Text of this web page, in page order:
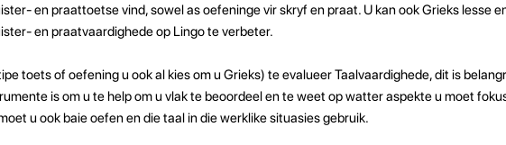
en praattoetse vind, sowel as oefeninge vir skryf en praat. U kan ook Grieks lesse
en praatvaardighede op Lingo te verbeter.
toets of oefening u ook al kies om u Grieks) te evalueer Taalvaardighede, dit is
is om u te help om u vlak te beoordeel en te weet op watter aspekte u moet
u ook baie oefen en die taal in die werklike situasies gebruik.